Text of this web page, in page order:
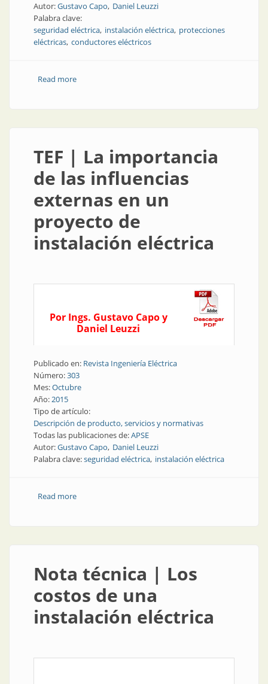
Autor:Gustavo Capo Daniel Leuzzi
Palabra clave:
seguridad eléctrica instalación eléctrica protecciones
eléctricas conductores eléctricos
Read moreabout Seguridad eléctrica | Verificaciones para
TEF | La importancia
de las influencias
externas en un
proyecto de
instalación eléctrica
Por Ings. Gustavo Capo y
Daniel Leuzzi
Publicado en: Revista Ingeniería Eléctrica
Número:303
Mes:Octubre
Año:2015
Tipo de artículo:
Descripción de producto, servicios y normativas
Todas las publicaciones de:APSE
Autor:Gustavo Capo Daniel Leuzzi
Palabra clave:seguridad eléctrica instalación eléctrica
Read moreabout TEF | La importancia de las influencias
Nota técnica | Los
costos de una
instalación eléctrica